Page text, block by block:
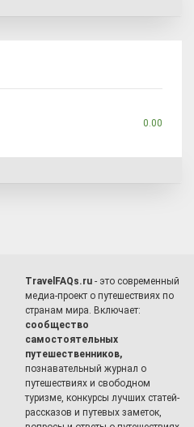
0.00
TravelFAQs.ru - это современный
медиа-проект о путешествиях по
странам мира. Включает:
сообщество
самостоятельных
путешественников,
познавательный журнал о
путешествиях и свободном
туризме, конкурсы лучших статей-
рассказов и путевых заметок,